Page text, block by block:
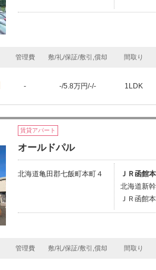
管理費 敷/礼/保証/敷引,償却 間取り
- -/5.8万円/-/- 1LDK
賃貸アパート
オールドパル
北海道亀田郡七飯町本町４
ＪＲ函館
北海道新
ＪＲ函館
管理費 敷/礼/保証/敷引,償却 間取り